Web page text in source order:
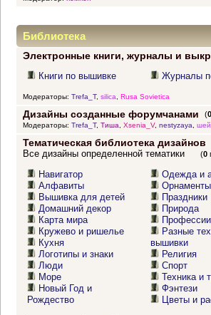
Библиотека
Электронные книги, журналы и
Книги по вышивке Журналы
Модераторы: Trefa_T, silica Rusa Sovietica
Дизайны созданные форумчанами (0
Модераторы: Trefa_T, Тиша, Xsenia_V, nestyzaya,
Тематическая библиотека дизайнов
(0
Все дизайны определенной тематики
Навигатор
Алфавиты
Вышивка для детей
Домашний декор
Карта мира
Кружево и ришелье
Кухня
Логотипы и знаки
Люди
Море
Новый Год и
Рождество
Одежда и
Орнаменты
Праздники
Природа
Разные
вышивки
Религия
Спорт
Техника и
Фэнтези
Цветы и